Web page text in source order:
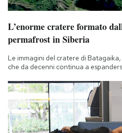
L’enorme cratere formato
permafrost in Siberia
Le immagini del cratere di
che da decenni continua a